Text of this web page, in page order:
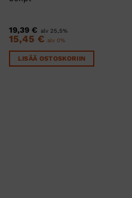
19,39 € alv 25,5%
15,45 € alv 0%
LISÄÄ OSTOSKORIIN